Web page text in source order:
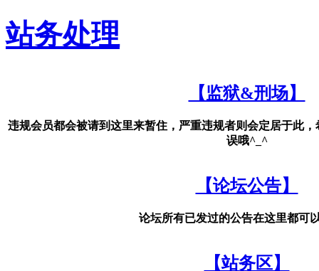
站务处理
【监狱&刑场】
违规会员都会被请到这里来暂住，严重违规者则会定居于此
误哦^_^
【论坛公告】
论坛所有已发过的公告在这里都可
【站务区】